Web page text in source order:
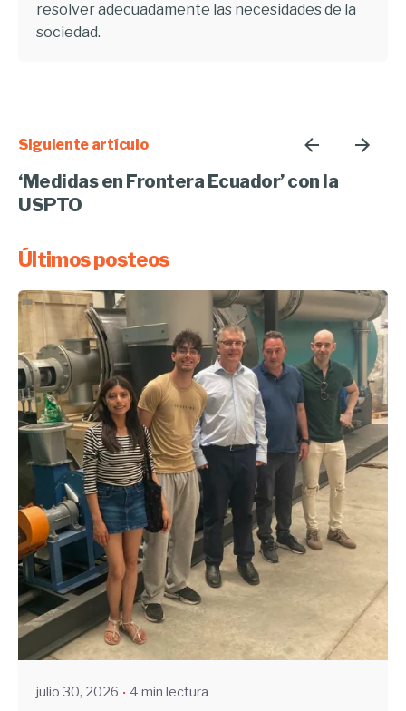
resolver adecuadamente las necesidades de la
sociedad.
Siguiente artículo
‘Medidas en Frontera Ecuador’ con la
USPTO
Últimos posteos
Enviado por
UHE
julio 30, 2026 4 min lectura